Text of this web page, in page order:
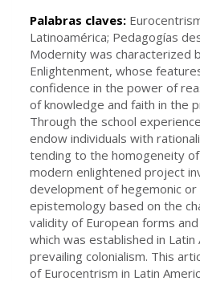
Palabras claves:
Latinoamérica; Pedagogías
Modernity was characterized
Enlightenment, whose
confidence in the power of
of knowledge and faith in the
Through the school
endow individuals with
tending to the homogeneity
modern enlightened project
development of hegemonic or
epistemology based on the
validity of European forms
which was established in
prevailing colonialism. This
of Eurocentrism in Latin